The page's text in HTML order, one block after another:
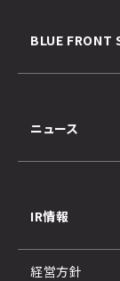
BLUE FRONT
ニュース
IR情報
経営方針